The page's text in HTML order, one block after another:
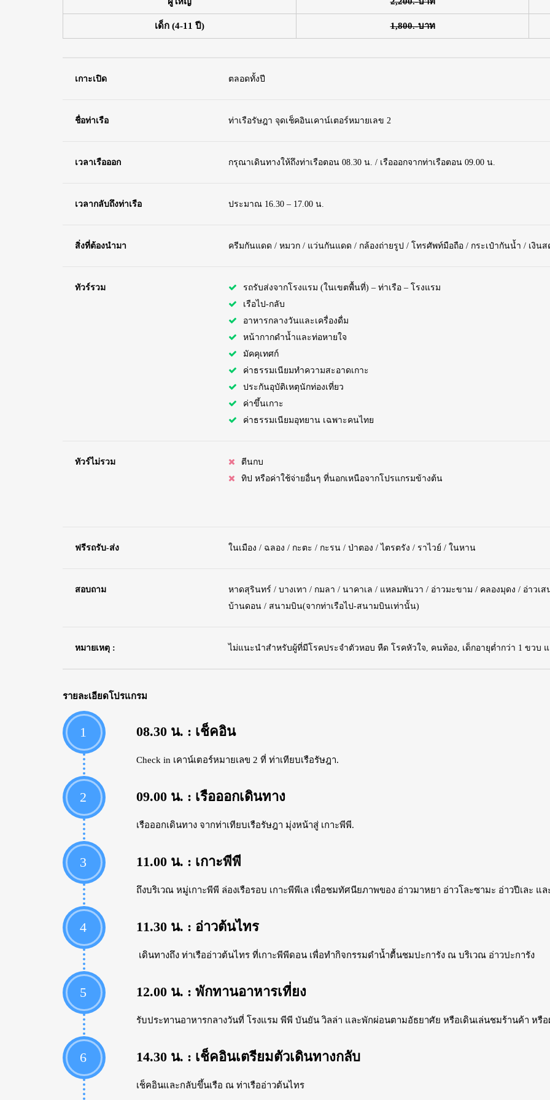
เด็ก (4-11 ปี) 1,800.-บาท
เกาะเปิด ตลอดทั้งปี
ชื่อท่าเรือ ท่าเรือรัษฎา จุดเช็คอินเคาน์เตอร์หมายเลข 2
เวลาเรือออก กรุณาเดินทางให้ถึงท่าเรือตอน 08.30 น. / เรือออกจากท่าเรือตอน 09.00 น.
เวลากลับถึงท่าเรือ ประมาณ 16.30 – 17.00 น.
สิ่งที่ต้องนำมา ครีมกันแดด / หมวก / แว่นกันแดด / กล้องถ่ายรูป / โทรศัพท์มือถือ / กระเป๋ากันน้ำ / เงิน
ทัวร์รวม
รถรับส่งจากโรงแรม (ในเขตพื้นที่) – ท่าเรือ – โรงแรม
เรือไป-กลับ
อาหารกลางวันและเครื่องดื่ม
หน้ากากดำน้ำและท่อหายใจ
มัคคุเทศก์
ค่าธรรมเนียมทำความสะอาดเกาะ
ประกันอุบัติเหตุนักท่องเที่ยว
ค่าขึ้นเกาะ
ค่าธรรมเนียมอุทยาน เฉพาะคนไทย
ทัวร์ไม่รวม
ตีนกบ
ทิป หรือค่าใช้จ่ายอื่นๆ ที่นอกเหนือจากโปรแกรมข้างต้น
ฟรีรถรับ-ส่ง ในเมือง / ฉลอง / กะตะ / กะรน / ป่าตอง / ไตรตรัง / ราไวย์ / ในหาน
สอบถาม
หาดสุรินทร์ / บางเทา / กมลา / นาคาเล / แหลมพันวา / อ่าวมะขาม / คลองมุดง / อ่าวเ
บ้านดอน / สนามบิน(จากท่าเรือไป-สนามบินเท่านั้น)
หมายเหตุ : ไม่แนะนำสำหรับผู้ที่มีโรคประจำตัวหอบ หืด โรคหัวใจ, คนท้อง, เด็กอายุต่ำกว่า 1 ขวบ แ
รายละเอียดโปรแกรม
1 08.30 น. : เช็คอิน
Check in เคาน์เตอร์หมายเลข 2 ที่ ท่าเทียบเรือรัษฎา.
2 09.00 น. : เรือออกเดินทาง
เรือออกเดินทาง จากท่าเทียบเรือรัษฎา มุ่งหน้าสู่ เกาะพีพี.
3 11.00 น. : เกาะพีพี
ถึงบริเวณ หมู่เกาะพีพี ล่องเรือรอบ เกาะพีพีเล เพื่อชมทัศนียภาพของ อ่าวมาหยา อ่าวโละซามะ อ่าวปีเละ แล
4 11.30 น. : อ่าวต้นไทร
เดินทางถึง ท่าเรืออ่าวต้นไทร ที่เกาะพีพีดอน เพื่อทำกิจกรรมดำน้ำตื้นชมปะการัง ณ บริเวณ อ่าวปะการัง
5 12.00 น. : พักทานอาหารเที่ยง
รับประทานอาหารกลางวันที่ โรงแรม พีพี บันยัน วิลล่า และพักผ่อนตามอัธยาศัย หรือเดินเล่นชมร้านค้า หรื
6 14.30 น. : เช็คอินเตรียมตัวเดินทางกลับ
เช็คอินและกลับขึ้นเรือ ณ ท่าเรืออ่าวต้นไทร